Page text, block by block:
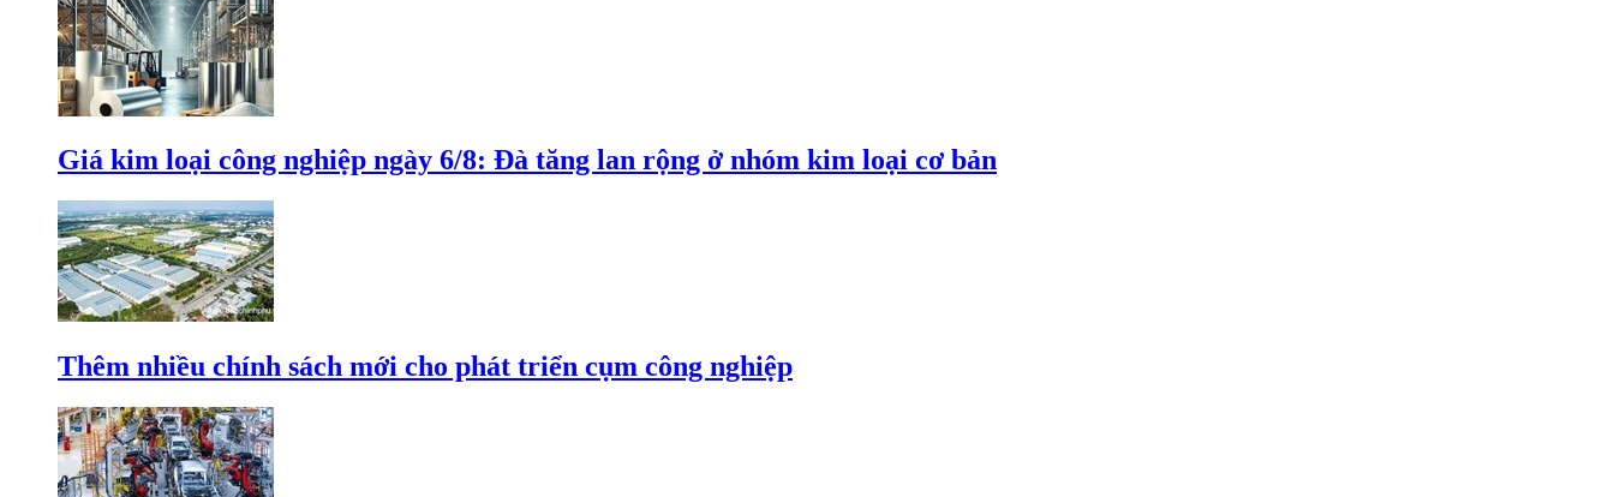
Giá kim loại công nghiệp ngày 6/8: Đà tăng lan rộng ở nhóm kim loại cơ bản
Thêm nhiều chính sách mới cho phát triển cụm công nghiệp